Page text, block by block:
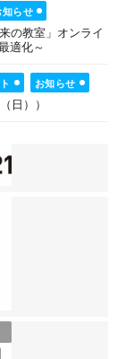
知らせ
の教室」オンライ
適化～
お知らせ
日））